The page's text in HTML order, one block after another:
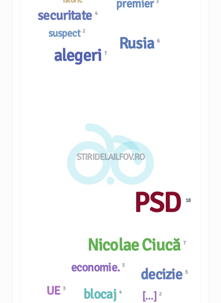
STIRIDELAILFOV.RO
suspect 2
decizie 5
Nicolae Ciucă7
alegeri7
economie. 3
premier
blocaj4
UE 3
Rusia6
PSD 18
securitate 4
[…] 2